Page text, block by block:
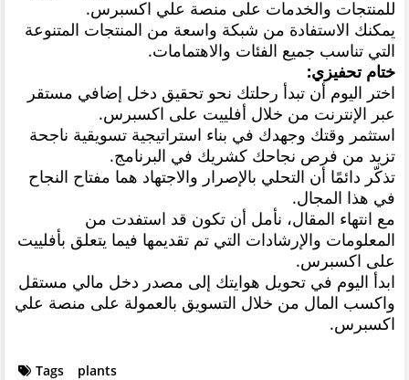
للمنتجات والخدمات على منصة علي اكسبرس.
يمكنك الاستفادة من شبكة واسعة من المنتجات المتنوعة
التي تناسب جميع الفئات والاهتمامات.
ختام تحفيزي:
اختر اليوم أن تبدأ رحلتك نحو تحقيق دخل إضافي مستقر
عبر الإنترنت من خلال أفلييت على اكسبرس.
استثمر وقتك وجهدك في بناء استراتيجية تسويقية ناجحة
تزيد من فرص نجاحك كشريك في البرنامج.
تذكّر دائمًا أن التحلي بالإصرار والاجتهاد هما مفتاح النجاح
في هذا المجال.
مع انتهاء المقال، نأمل أن تكون قد استفدت من
المعلومات والإرشادات التي تم تقديمها فيما يتعلق بأفلييت
على اكسبرس.
ابدأ اليوم في تحويل هوايتك إلى مصدر دخل مالي مستقل
واكسب المال من خلال التسويق بالعمولة على منصة علي
اكسبرس.
Tags plants